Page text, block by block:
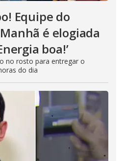
Equipe do
é elogiada
boa!’
no rosto para entregar o
do dia